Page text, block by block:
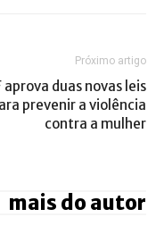
Próximo artigo
aprova duas novas leis
prevenir a violência
contra a mulher
mais do autor